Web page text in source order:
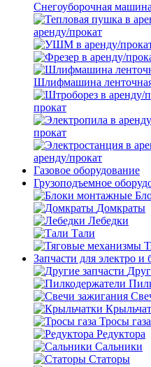
Снегоуборочная
аренду/прокат
Шлифмашина
прокат
прокат
аренду/прокат
Газовое оборудование
Грузоподъемное
Домкраты
Лебедки
Тали
Запчасти для электро и
Тросы газа
Редуктора
Сальники
Статоры